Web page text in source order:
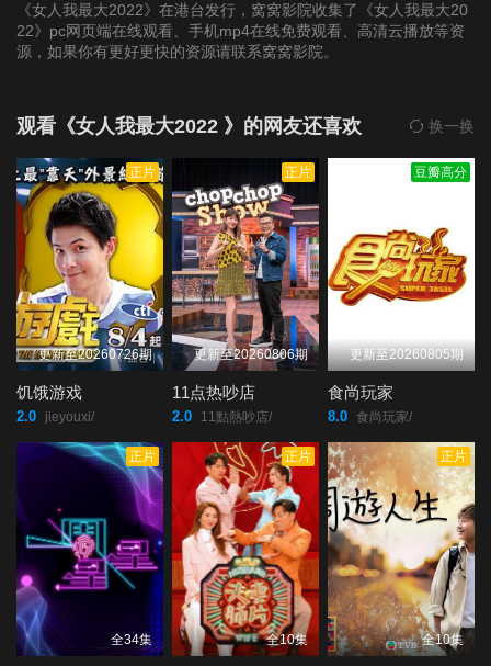
第20220124期 第20220125期 第20220126期
第20220207期 第20220208期 第20220209期
第20220210期 第20220211期 第20220214期
第20220215期 第20220216期 第20220217期
第20220218期 第20220220期 第20220221(微女人)
期
第20220221期 第20220222期 第20220223期
第20220224期 第20220225期 第20220228(微女人)
期
第20220228期 第20220301期 第20220302期
《女人我最大2022》在港台发行，窝窝影院收集了《女人我最大20
22》pc网页端在线观看、手机mp4在线免费观看、高清云播放等资
源，如果你有更好更快的资源请联系窝窝影院。
观看《女人我最大2022 》的网友还喜欢 换一换
正片
更新至20260726期
饥饿游戏
2.0 jieyouxi/
正片
更新至20260806期
11点热吵店
2.0 11點熱吵店/
豆瓣高分
更新至20260805期
食尚玩家
8.0 食尚玩家/
正片
全34集
正片
全10集
正片
全10集